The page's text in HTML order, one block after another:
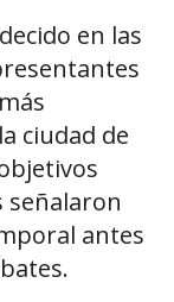
en las
ciudad de
señalaron
antes